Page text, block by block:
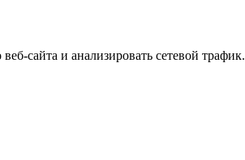
сайта и анализировать сетевой трафик.